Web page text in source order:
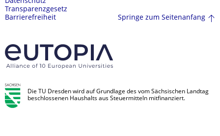
Datenschutz
Transparenzgesetz
Barrierefreiheit
Springe zum Seitenanfang
Die TU Dresden wird auf Grundlage des vom Sächsischen Landtag
beschlossenen Haushalts aus Steuermitteln mitfinanziert.